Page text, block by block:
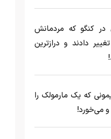
در کنگو که مردمانش
دادند و درازترین
که یک مارمولک را
می‌خورد!